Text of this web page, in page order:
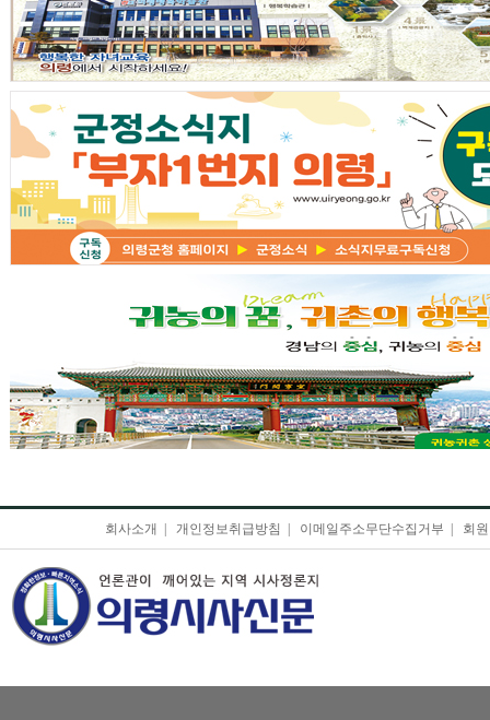
회사소개 | 개인정보취급방침 | 이메일주소무단수집거부 | 회